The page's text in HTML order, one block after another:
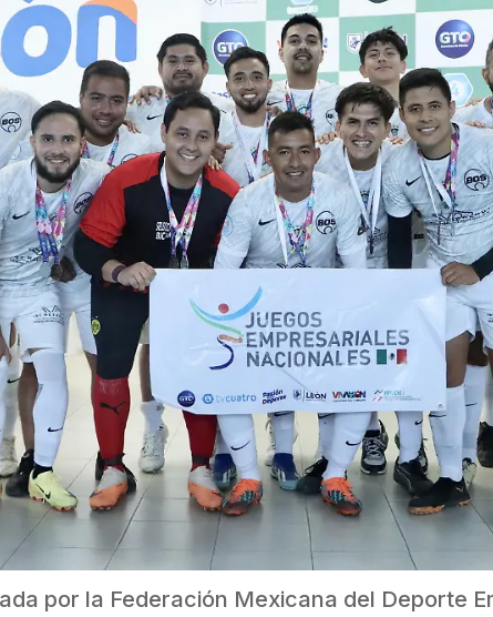
por la Federación Mexicana del Deporte